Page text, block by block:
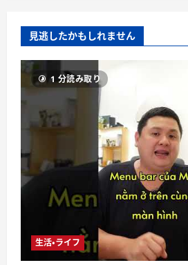
見逃したかもしれません
1 分読み取り
生活・ライフ